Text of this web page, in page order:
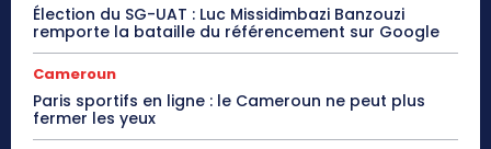
Élection du SG-UAT : Luc Missidimbazi Banzouzi
remporte la bataille du référencement sur Google
Cameroun
Paris sportifs en ligne : le Cameroun ne peut plus
fermer les yeux